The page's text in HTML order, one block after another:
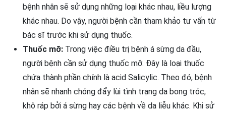
bệnh nhân sẽ sử dụng những loại khác nhau, liều lượng
khác nhau. Do vậy, người bệnh cần tham khảo tư vấn từ
bác sĩ trước khi sử dụng thuốc.
Thuốc mỡ: Trong việc điều trị bệnh á sừng da đầu,
người bệnh cần sử dụng thuốc mỡ. Đây là loại thuốc
chứa thành phần chính là acid Salicylic. Theo đó, bệnh
nhân sẽ nhanh chóng đẩy lùi tình trạng da bong tróc,
khô ráp bởi á sừng hay các bệnh về da liễu khác. Khi sử